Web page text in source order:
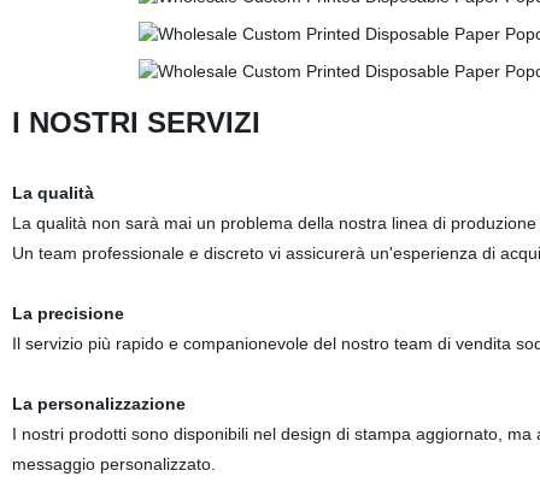
I NOSTRI SERVIZI
La qualità
La qualità non sarà mai un problema della nostra linea di
Un team professionale e discreto vi assicurerà un'esperienza di
La precisione
Il servizio più rapido e companionevole del nostro team di vendita
La personalizzazione
I nostri prodotti sono disponibili nel design di stampa aggiornato,
messaggio personalizzato.